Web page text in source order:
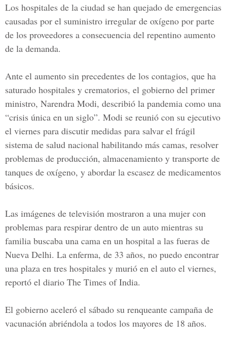
Los hospitales de la ciudad se han quejado de emergencias
causadas por el suministro irregular de oxígeno por parte
de los proveedores a consecuencia del repentino aumento
de la demanda.
Ante el aumento sin precedentes de los contagios, que ha
saturado hospitales y crematorios, el gobierno del primer
ministro, Narendra Modi, describió la pandemia como una
“crisis única en un siglo”. Modi se reunió con su ejecutivo
el viernes para discutir medidas para salvar el frágil
sistema de salud nacional habilitando más camas, resolver
problemas de producción, almacenamiento y transporte de
tanques de oxígeno, y abordar la escasez de medicamentos
básicos.
Las imágenes de televisión mostraron a una mujer con
problemas para respirar dentro de un auto mientras su
familia buscaba una cama en un hospital a las fueras de
Nueva Delhi. La enferma, de 33 años, no puedo encontrar
una plaza en tres hospitales y murió en el auto el viernes,
reportó el diario The Times of India.
El gobierno aceleró el sábado su renqueante campaña de
vacunación abriéndola a todos los mayores de 18 años.